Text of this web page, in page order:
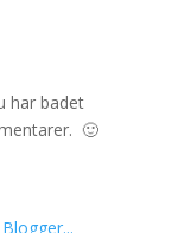
har badet
🙂